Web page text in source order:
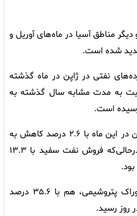
مناطق آسیا در ماه‌های آوریل و
شده است.
نفتی در ژاپن در ماه گذشته
کاهش نسبت به مدت مشابه سال گذشته به
در همین حال، فروش روزانه بنزین در این ماه با ۲.۶ درصد کاهش به
۶۹۳ هزار و ۸۷۵ بشکه رسید، درحالی‌که فروش نفت سفید با ۱۳.۳
بنابر این داده‌ها، فروش نفتا، خوراک پتروشیمی، هم با ۳۵.۶ درصد